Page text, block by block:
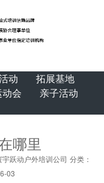
动
拓展基地
会
亲子活动
哪里
跃动户外培训公司 分类：
03